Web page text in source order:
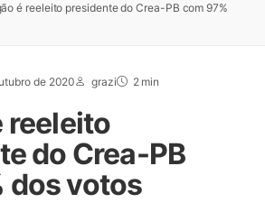
é reeleito presidente do Crea-PB com 97%
de 2020 grazi 2 min
reeleito
do Crea-PB
dos votos